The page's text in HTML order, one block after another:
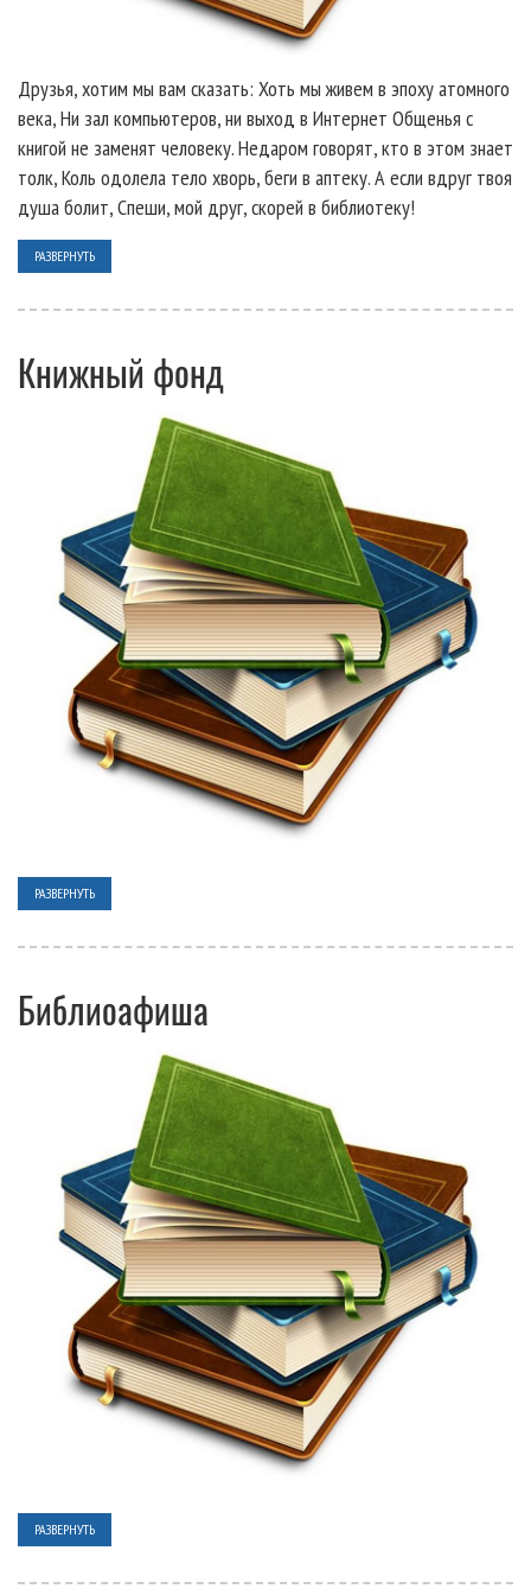
Друзья, хотим мы вам сказать: Хоть мы живем в эпоху атомного
века, Ни зал компьютеров, ни выход в Интернет Общенья с
книгой не заменят человеку. Недаром говорят, кто в этом знает
толк, Коль одолела тело хворь, беги в аптеку. А если вдруг твоя
душа болит, Спеши, мой друг, скорей в библиотеку!
РАЗВЕРНУТЬ
Книжный фонд
РАЗВЕРНУТЬ
Библиоафиша
РАЗВЕРНУТЬ